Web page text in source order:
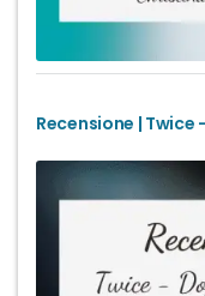
Recensione |